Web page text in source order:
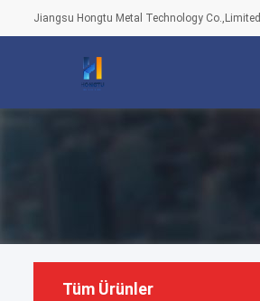
Jiangsu Hongtu Metal Technology Co.,Limited
Tüm Ürünler